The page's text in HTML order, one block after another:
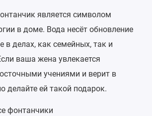
является символом
в доме. Вода несёт обновление
в делах, как семейных, так и
ваша жена увлекается
учениями и верит в
делайте ей такой подарок.
фонтанчики